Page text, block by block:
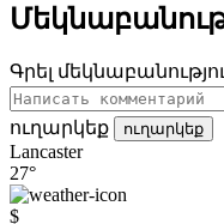
Գրել
ուղարկեք ուղարկեք
Lancaster
27°
$